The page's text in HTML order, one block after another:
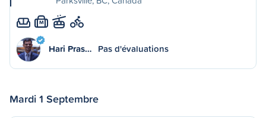
M
Hari Pras… Pas d'évaluations
Mardi 1 Septembre